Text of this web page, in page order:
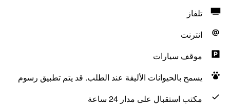
تلفاز
انترنت
موقف سيارات
يسمح بالحيوانات الأليفة عند الطلب. قد يتم تطبيق رسوم
مكتب استقبال على مدار 24 ساعة